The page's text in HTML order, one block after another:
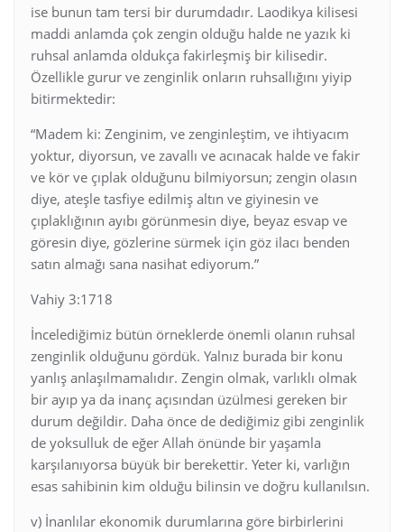
ise bunun tam tersi bir durumdadır. Laodikya kilisesi
maddi anlamda çok zengin olduğu halde ne yazık ki
ruhsal anlamda oldukça fakirleşmiş bir kilisedir.
Özellikle gurur ve zenginlik onların ruhsallığını yiyip
bitirmektedir:
“Madem ki: Zenginim, ve zenginleştim, ve ihtiyacım
yoktur, diyorsun, ve zavallı ve acınacak halde ve fakir
ve kör ve çıplak olduğunu bilmiyorsun; zengin olasın
diye, ateşle tasfiye edilmiş altın ve giyinesin ve
çıplaklığının ayıbı görünmesin diye, beyaz esvap ve
göresin diye, gözlerine sürmek için göz ilacı benden
satın almağı sana nasihat ediyorum.”
Vahiy 3:1718
İncelediğimiz bütün örneklerde önemli olanın ruhsal
zenginlik olduğunu gördük. Yalnız burada bir konu
yanlış anlaşılmamalıdır. Zengin olmak, varlıklı olmak
bir ayıp ya da inanç açısından üzülmesi gereken bir
durum değildir. Daha önce de dediğimiz gibi zenginlik
de yoksulluk de eğer Allah önünde bir yaşamla
karşılanıyorsa büyük bir berekettir. Yeter ki, varlığın
esas sahibinin kim olduğu bilinsin ve doğru kullanılsın.
v) İnanlılar ekonomik durumlarına göre birbirlerini